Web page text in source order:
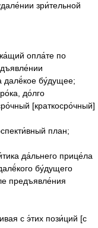
зри́тельной
опла́те по
далё́кое бу́дущее;
до́лго
[краткосро́чный]
план;
да́льнего прице́ла
бу́дущего
предъявле́ния
с э́тих пози́ций [с